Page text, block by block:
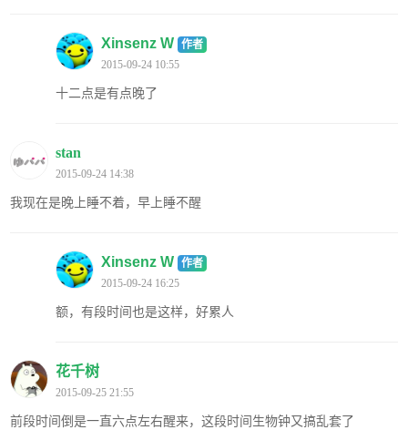
Xinsenz W 作者
2015-09-24 10:55
十二点是有点晚了
stan
2015-09-24 14:38
我现在是晚上睡不着，早上睡不醒
Xinsenz W 作者
2015-09-24 16:25
额，有段时间也是这样，好累人
花千树
2015-09-25 21:55
前段时间倒是一直六点左右醒来，这段时间生物钟又搞乱套了